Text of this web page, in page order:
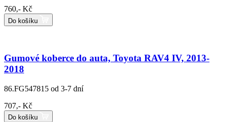
760,- Kč
Do košíku
Gumové koberce do auta, Toyota RAV4 IV, 2013-
2018
86.FG547815 od 3-7 dní
707,- Kč
Do košíku